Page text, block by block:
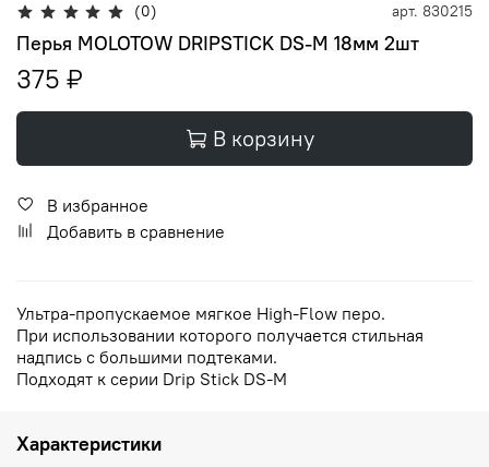
(0) арт. 830215
Перья MOLOTOW DRIPSTICK DS-M 18мм 2шт
375 ₽
В корзину
В избранное
Добавить в сравнение
Ультра-пропускаемое мягкое High-Flow перо.
При использовании которого получается стильная
надпись с большими подтеками.
Подходят к серии Drip Stick DS-M
Характеристики